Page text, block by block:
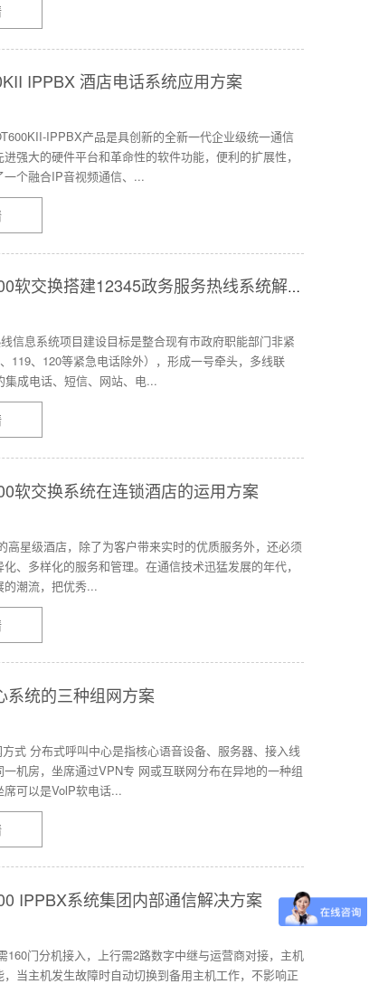
IPPBX 酒店电话系统应用方案
IPPBX产品是具创新的全新一代企业级统一通信
强大的硬件平台和革命性的软件功能，便利的扩展性，
一个融合IP音视频通信、...
软交换搭建12345政务服务热线系统解决
信息系统项目建设目标是整合现有市政府职能部门非紧
119、120等紧急电话除外），形成一号牵头，多线联
集成电话、短信、网站、电...
软交换系统在连锁酒店的运用方案
高星级酒店，除了为客户带来实时的优质服务外，还必须
、多样化的服务和管理。在通信技术迅猛发展的年代，
潮流，把优秀...
系统的三种组网方案
式 分布式呼叫中心是指核心语音设备、服务器、接入线
一机房，坐席通过VPN专 网或互联网分布在异地的一种组
可以是VolP软电话...
IPPBX系统集团内部通信解决方案
160门分机接入，上行需2路数字中继与运营商对接，主机
，当主机发生故障时自动切换到备用主机工作，不影响正